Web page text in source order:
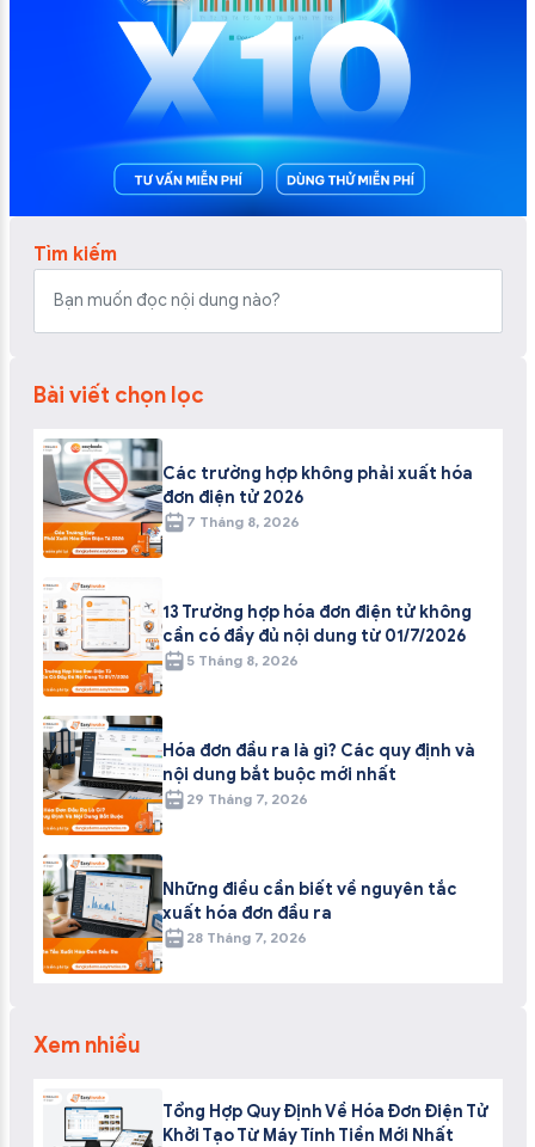
Tìm kiếm
Bài viết chọn lọc
Các trường hợp không phải xuất hóa
đơn điện tử 2026
7 Tháng 8, 2026
13 Trường hợp hóa đơn điện tử không
cần có đầy đủ nội dung từ 01/7/2026
5 Tháng 8, 2026
Hóa đơn đầu ra là gì? Các quy định và
nội dung bắt buộc mới nhất
29 Tháng 7, 2026
Những điều cần biết về nguyên tắc
xuất hóa đơn đầu ra
28 Tháng 7, 2026
Xem nhiều
Tổng Hợp Quy Định Về Hóa Đơn Điện Tử
Khởi Tạo Từ Máy Tính Tiền Mới Nhất